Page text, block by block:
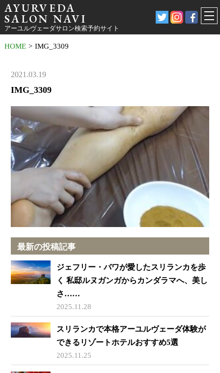
AYURVEDA
SALON NAVI
アーユルヴェーダサロン検索予約サイト
HOME > IMG_3309
2021.03.19
IMG_3309
最新の投稿記事
ジェフリー・バワが愛したスリランカを歩
く 私邸ルヌガンガからカンダラマへ、美し
さ……
2025.11.28
スリランカで本格アーユルヴェーダ体験が
できるリゾートホテルおすすめ5選
2025.11.25